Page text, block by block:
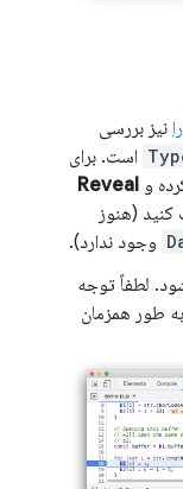
نیز بررسی
است. برای
و Reveal
کنید (هنوز
وجود ندارد).
لطفاً توجه
طور همزمان